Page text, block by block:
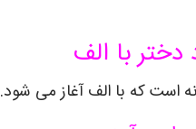
دختر با الف
است که با الف آغاز می شود.